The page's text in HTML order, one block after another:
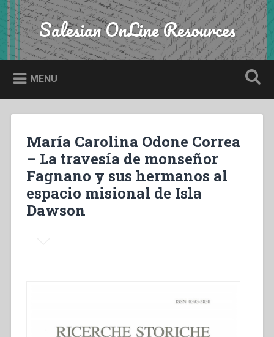
Skip
to
content
Search Salesian OnLine Resources
MENU
María Carolina Odone Correa
– La travesía de monseñor
Fagnano y sus hermanos al
espacio misional de Isla
Dawson